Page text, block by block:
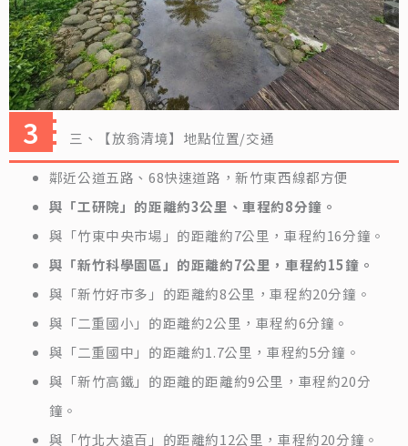
三、【放翁清境】地點位置/交通
鄰近公道五路、68快速道路，新竹東西線都方便
與「工研院」的距離約3公里、車程約8分鐘。
與「竹東中央市場」的距離約7公里，車程約16分鐘。
與「新竹科學園區」的距離約7公里，車程約15鐘。
與「新竹好市多」的距離約8公里，車程約20分鐘。
與「二重國小」的距離約2公里，車程約6分鐘。
與「二重國中」的距離約1.7公里，車程約5分鐘。
與「新竹高鐵」的距離的距離約9公里，車程約20分
鐘。
與「竹北大遠百」的距離約12公里，車程約20分鐘。